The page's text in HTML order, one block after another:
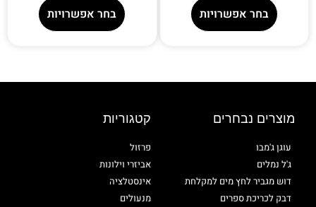
בחר אפשרויות בחר אפשרויות
מוצרים נבחרים
עוגן ג'מבו
ג'ל נמלים
דוש מגביר לחץ מים למקלחת
דבק לכריכת ספרים
קטגוריות
פרזול
אביזרי וילונות
אינסטלציה
מנעולים